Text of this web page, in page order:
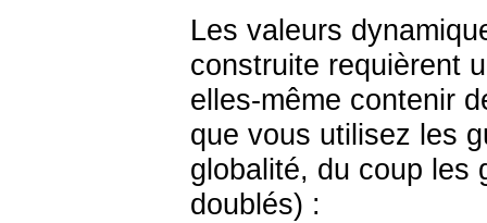
Les valeurs
construite requièrent
elles-même contenir
que vous utilisez les
globalité, du coup les
doublés) :